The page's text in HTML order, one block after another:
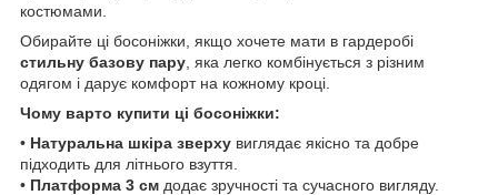
костюмами.
Обирайте ці босоніжки, якщо хочете мати в гардеробі
стильну базову пару , яка легко комбінується з різним
одягом і дарує комфорт на кожному кроці.
Чому варто купити ці босоніжки:
• Натуральна шкіра зверху виглядає якісно та добре
підходить для літнього взуття.
• Платформа 3 см додає зручності та сучасного вигляду.